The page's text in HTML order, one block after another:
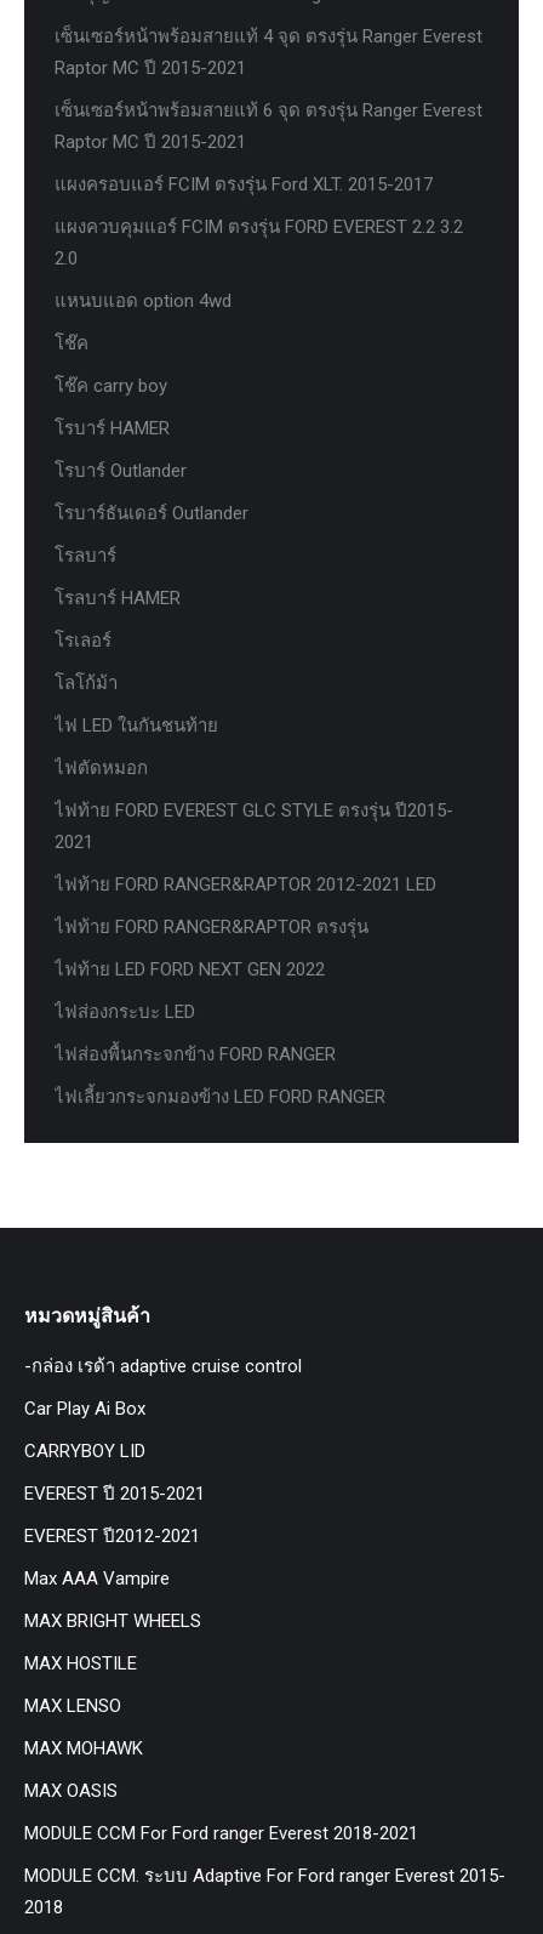
เซ็นเซอร์หน้าพร้อมสายแท้ 4 จุด ตรงรุ่น Ranger Everest
Raptor MC ปี 2015-2021
เซ็นเซอร์หน้าพร้อมสายแท้ 6 จุด ตรงรุ่น Ranger Everest
Raptor MC ปี 2015-2021
แผงครอบแอร์ FCIM ตรงรุ่น Ford XLT. 2015-2017
แผงควบคุมแอร์ FCIM ตรงรุ่น FORD EVEREST 2.2 3.2
2.0
แหนบแอด option 4wd
โช๊ค
โช๊ค carry boy
โรบาร์ HAMER
โรบาร์ Outlander
โรบาร์ธันเดอร์ Outlander
โรลบาร์
โรลบาร์ HAMER
โรเลอร์
โลโก้ม้า
ไฟ LED ในกันชนท้าย
ไฟตัดหมอก
ไฟท้าย FORD EVEREST GLC STYLE ตรงรุ่น ปี2015-
2021
ไฟท้าย FORD RANGER&RAPTOR 2012-2021 LED
ไฟท้าย FORD RANGER&RAPTOR ตรงรุ่น
ไฟท้าย LED FORD NEXT GEN 2022
ไฟส่องกระบะ LED
ไฟส่องพื้นกระจกข้าง FORD RANGER
ไฟเลี้ยวกระจกมองข้าง LED FORD RANGER
หมวดหมู่สินค้า
-กล่อง เรด้า adaptive cruise control
Car Play Ai Box
CARRYBOY LID
EVEREST ปี 2015-2021
EVEREST ปี2012-2021
Max AAA Vampire
MAX BRIGHT WHEELS
MAX HOSTILE
MAX LENSO
MAX MOHAWK
MAX OASIS
MODULE CCM For Ford ranger Everest 2018-2021
MODULE CCM. ระบบ Adaptive For Ford ranger Everest 2015-
2018